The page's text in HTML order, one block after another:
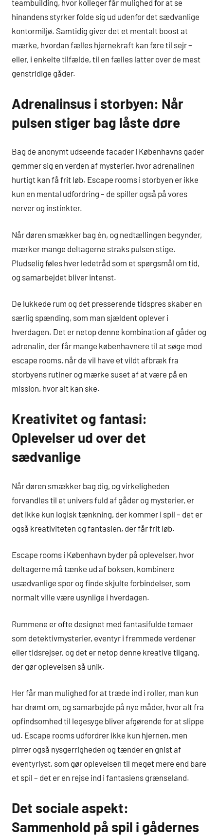
teambuilding, hvor kolleger får mulighed for at se
hinandens styrker folde sig ud udenfor det sædvanlige
kontormiljø. Samtidig giver det et mentalt boost at
mærke, hvordan fælles hjernekraft kan føre til sejr –
eller, i enkelte tilfælde, til en fælles latter over de mest
genstridige gåder.
Adrenalinsus i storbyen: Når
pulsen stiger bag låste døre
Bag de anonymt udseende facader i Københavns gader
gemmer sig en verden af mysterier, hvor adrenalinen
hurtigt kan få frit løb. Escape rooms i storbyen er ikke
kun en mental udfordring – de spiller også på vores
nerver og instinkter.
Når døren smækker bag én, og nedtællingen begynder,
mærker mange deltagerne straks pulsen stige.
Pludselig føles hver ledetråd som et spørgsmål om tid,
og samarbejdet bliver intenst.
De lukkede rum og det presserende tidspres skaber en
særlig spænding, som man sjældent oplever i
hverdagen. Det er netop denne kombination af gåder og
adrenalin, der får mange københavnere til at søge mod
escape rooms, når de vil have et vildt afbræk fra
storbyens rutiner og mærke suset af at være på en
mission, hvor alt kan ske.
Kreativitet og fantasi:
Oplevelser ud over det
sædvanlige
Når døren smækker bag dig, og virkeligheden
forvandles til et univers fuld af gåder og mysterier, er
det ikke kun logisk tænkning, der kommer i spil – det er
også kreativiteten og fantasien, der får frit løb.
Escape rooms i København byder på oplevelser, hvor
deltagerne må tænke ud af boksen, kombinere
usædvanlige spor og finde skjulte forbindelser, som
normalt ville være usynlige i hverdagen.
Rummene er ofte designet med fantasifulde temaer
som detektivmysterier, eventyr i fremmede verdener
eller tidsrejser, og det er netop denne kreative tilgang,
der gør oplevelsen så unik.
Her får man mulighed for at træde ind i roller, man kun
har drømt om, og samarbejde på nye måder, hvor alt fra
opfindsomhed til legesyge bliver afgørende for at slippe
ud. Escape rooms udfordrer ikke kun hjernen, men
pirrer også nysgerrigheden og tænder en gnist af
eventyrlyst, som gør oplevelsen til meget mere end bare
et spil – det er en rejse ind i fantasiens grænseland.
Det sociale aspekt:
Sammenhold på spil i gådernes